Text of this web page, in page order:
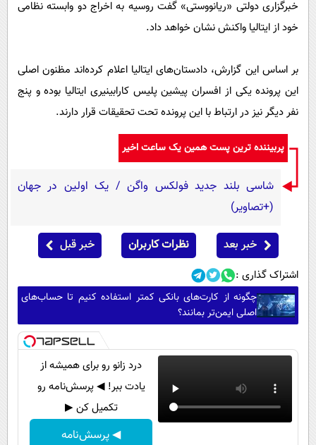
خبرگزاری دولتی «ریانووستی» گفت روسیه به اخراج دو وابسته نظامی
خود از ایتالیا واکنش نشان خواهد داد.
بر اساس این گزارش، دادستان‌های ایتالیا اعلام کرده‌اند مظنون اصلی
این پرونده یکی از افسران پیشین پلیس کارابینیری ایتالیا بوده و پنج
نفر دیگر نیز در ارتباط با این پرونده تحت تحقیقات قرار دارند.
پربیننده ترین پست همین یک ساعت اخیر
شاسی بلند جدید فولکس واگن / یک اولین در جهان
(+تصاویر)
خبر بعد نظرات کاربران خبر قبل
اشتراک گذاری :
چگونه از کارت‌های بانکی کمتر استفاده کنیم تا حساب‌های
اصلی ایمن‌تر بمانند؟
درد زانو رو برای همیشه از
یادت ببر! ◀ پرسش‌نامه رو
تکمیل کن ▶
◀ پرسش‌نامه